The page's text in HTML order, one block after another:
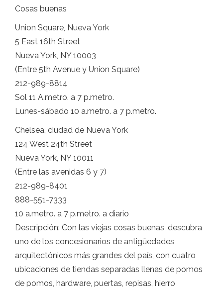
Cosas buenas
Union Square, Nueva York
5 East 16th Street
Nueva York, NY 10003
(Entre 5th Avenue y Union Square)
212-989-8814
Sol 11 A.metro. a 7 p.metro.
Lunes-sábado 10 a.metro. a 7 p.metro.
Chelsea, ciudad de Nueva York
124 West 24th Street
Nueva York, NY 10011
(Entre las avenidas 6 y 7)
212-989-8401
888-551-7333
10 a.metro. a 7 p.metro. a diario
Descripción: Con las viejas cosas buenas, descubra
uno de los concesionarios de antigüedades
arquitectónicos más grandes del país, con cuatro
ubicaciones de tiendas separadas llenas de pomos
de pomos, hardware, puertas, repisas, hierro